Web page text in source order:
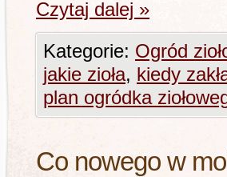
Czytaj dalej »
Kategorie: Ogród
jakie zioła, kiedy
plan ogródka
Co nowego w